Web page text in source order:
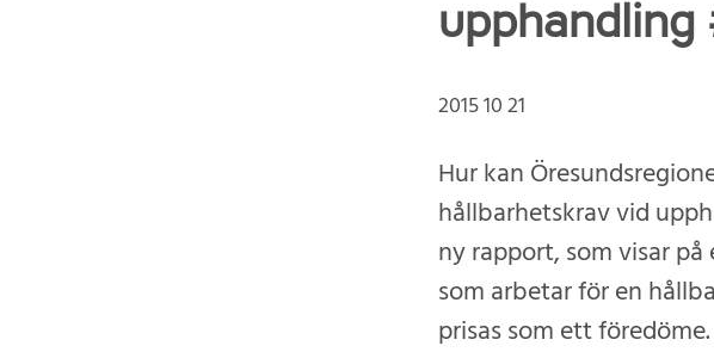
2015 10 21
Hur kan
hållbarhetskrav vid
ny rapport, som visar
som arbetar för en
prisas som ett